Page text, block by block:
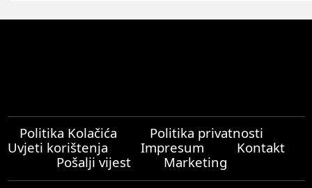
Politika Kolačića
Politika privatnosti
Uvjeti korištenja
Impresum
Kontakt
Pošalji vijest
Marketing